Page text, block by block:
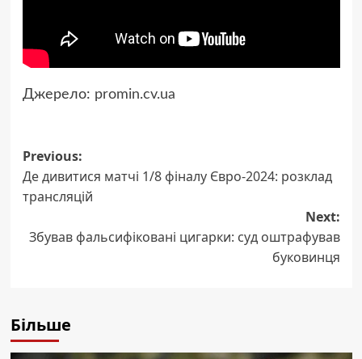
Джерело: promin.cv.ua
Post
navigation
Previous:
Де дивитися матчі 1/8 фіналу Євро-2024: розклад
трансляцій
Next:
Збував фальсифіковані цигарки: суд оштрафував
буковинця
Більше